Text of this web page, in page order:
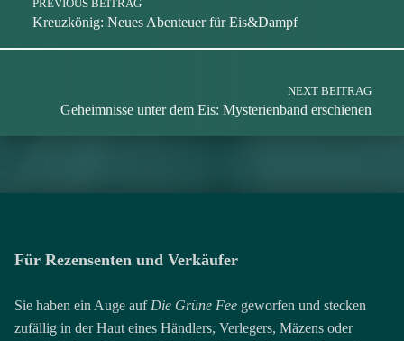
PREVIOUS BEITRAG
Kreuzkönig: Neues Abenteuer für Eis&Dampf
NEXT BEITRAG
Geheimnisse unter dem Eis: Mysterienband erschienen
Für Rezensenten und Verkäufer
Sie haben ein Auge auf Die Grüne Fee geworfen und stecken
zufällig in der Haut eines Händlers, Verlegers, Mäzens oder